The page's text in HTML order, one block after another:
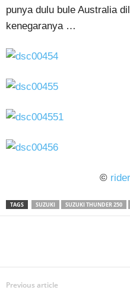
punya dulu bule Australia
kenegaranya …
©
TAGS SUZUKI SUZUKI THUNDER 250
Previous article